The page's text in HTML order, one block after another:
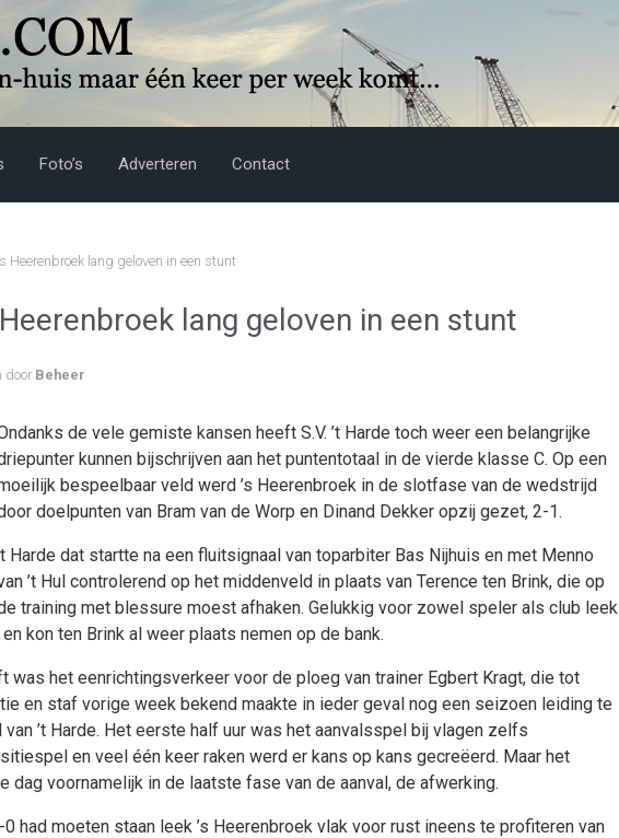
Foto’s Adverteren Contact
Heerenbroek lang geloven in een stunt
Heerenbroek lang geloven in een stunt
door Beheer
de vele gemiste kansen heeft S.V. ’t Harde toch weer een belangrijke
kunnen bijschrijven aan het puntentotaal in de vierde klasse C. Op een
bespeelbaar veld werd ’s Heerenbroek in de slotfase van de wedstrijd
doelpunten van Bram van de Worp en Dinand Dekker opzij gezet, 2-1.
Harde dat startte na een fluitsignaal van toparbiter Bas Nijhuis en met Menno
’t Hul controlerend op het middenveld in plaats van Terence ten Brink, die op
training met blessure moest afhaken. Gelukkig voor zowel speler als club leek
kon ten Brink al weer plaats nemen op de bank.
was het eenrichtingsverkeer voor de ploeg van trainer Egbert Kragt, die tot
en staf vorige week bekend maakte in ieder geval nog een seizoen leiding te
’t Harde. Het eerste half uur was het aanvalsspel bij vlagen zelfs
en veel één keer raken werd er kans op kans gecreëerd. Maar het
dag voornamelijk in de laatste fase van de aanval, de afwerking.
had moeten staan leek ’s Heerenbroek vlak voor rust ineens te profiteren van